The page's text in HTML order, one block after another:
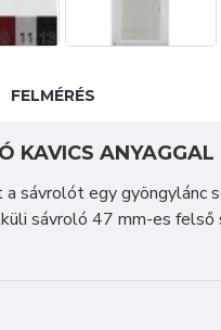
FELMÉRÉS
KAVICS
sávrolót egy
sávroló 47 mm-es felső